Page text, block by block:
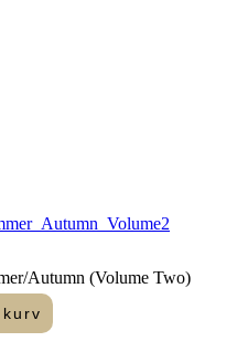
Autumn (Volume Two)